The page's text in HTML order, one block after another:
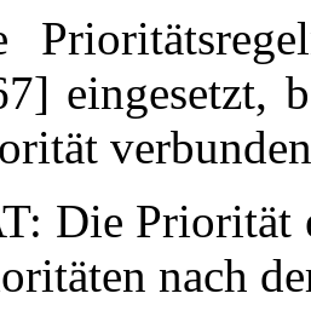
eingesetzt,
Die Priorität
nach